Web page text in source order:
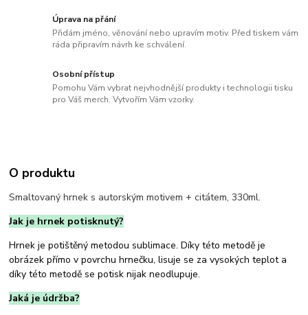
Úprava na přání
Přidám jméno, věnování nebo upravím motiv. Před tiskem vám
ráda připravím návrh ke schválení.
Osobní přístup
Pomohu Vám vybrat nejvhodnější produkty i technologii tisku
pro Váš merch. Vytvořím Vám vzorky.
O produktu
Smaltovaný hrnek s autorským motivem + citátem, 330ml.
Jak je hrnek potisknutý?
Hrnek je potištěný metodou sublimace. Díky této metodě je
obrázek přímo v povrchu hrnečku, lisuje se za vysokých teplot a
díky této metodě se potisk nijak neodlupuje.
Jaká je údržba?